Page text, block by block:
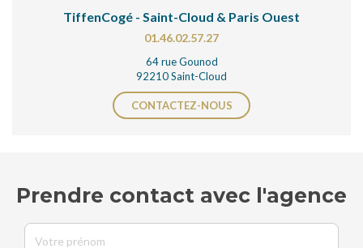
TiffenCogé - Saint-Cloud & Paris Ouest
01.46.02.57.27
64 rue Gounod
92210 Saint-Cloud
CONTACTEZ-NOUS
Prendre contact avec l'agence